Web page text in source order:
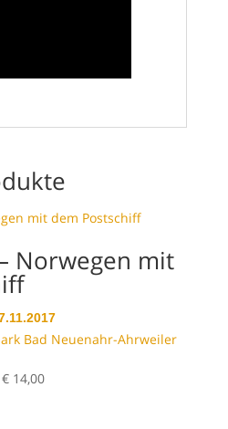
Norwegen mit
Bad Neuenahr-Ahrweiler
€ 14,00